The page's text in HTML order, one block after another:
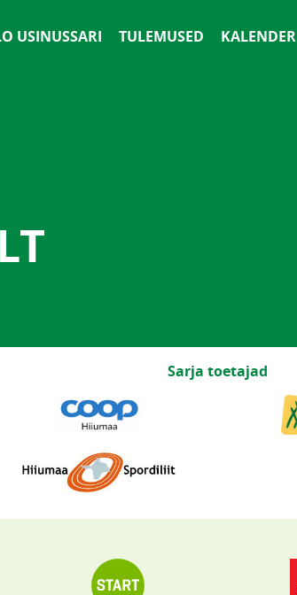
USINUSSARI TULEMUSED KALENDER
Sarja toetajad